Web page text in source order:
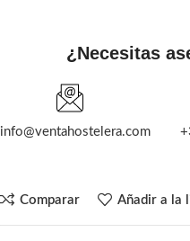
¿Necesitas
info@ventahostelera.com
Comparar Añadir a la